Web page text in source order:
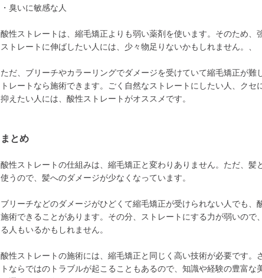
・臭いに敏感な人
酸性ストレートは、縮毛矯正よりも弱い薬剤を使います。そのため、
ストレートに伸ばしたい人には、少々物足りないかもしれません。、
ただ、ブリーチやカラーリングでダメージを受けていて縮毛矯正が難
トレートなら施術できます。ごく自然なストレートにしたい人、クセ
抑えたい人には、酸性ストレートがオススメです。
まとめ
酸性ストレートの仕組みは、縮毛矯正と変わりありません。ただ、髪
使うので、髪へのダメージが少なくなっています。
ブリーチなどのダメージがひどくて縮毛矯正が受けられない人でも、
施術できることがあります。その分、ストレートにする力が弱いので
る人もいるかもしれません。
酸性ストレートの施術には、縮毛矯正と同じく高い技術が必要です。
トならではのトラブルが起こることもあるので、知識や経験の豊富な